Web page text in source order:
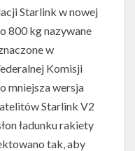
Starlink w nowej
800 kg nazywane
w
Komisji
mniejsza wersja
Starlink V2
ładunku rakiety
tak, aby